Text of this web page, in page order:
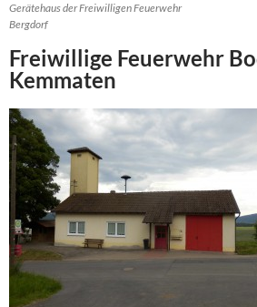
Gerätehaus der Freiwilligen Feuerwehr
Bergdorf
Freiwillige Feuerwehr
Kemmaten